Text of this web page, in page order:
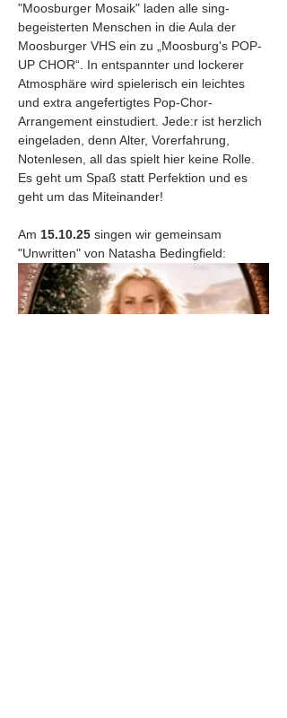
"Moosburger Mosaik" laden alle sing-
begeisterten Menschen in die Aula der
Moosburger VHS ein zu „Moosburg's POP-
UP CHOR“. In entspannter und lockerer
Atmosphäre wird spielerisch ein leichtes
und extra angefertigtes Pop-Chor-
Arrangement einstudiert. Jede:r ist herzlich
eingeladen, denn Alter, Vorerfahrung,
Notenlesen, all das spielt hier keine Rolle.
Es geht um Spaß statt Perfektion und es
geht um das Miteinander!
Am 15.10.25 singen wir gemeinsam
"Unwritten" von Natasha Bedingfield: